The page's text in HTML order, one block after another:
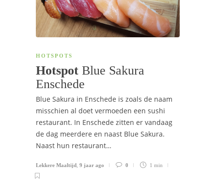
HOTSPOTS
Hotspot Blue Sakura
Enschede
Blue Sakura in Enschede is zoals de naam
misschien al doet vermoeden een sushi
restaurant. In Enschede zitten er vandaag
de dag meerdere en naast Blue Sakura.
Naast hun restaurant…
Lekkere Maaltijd 9 jaar ago 0 1 min